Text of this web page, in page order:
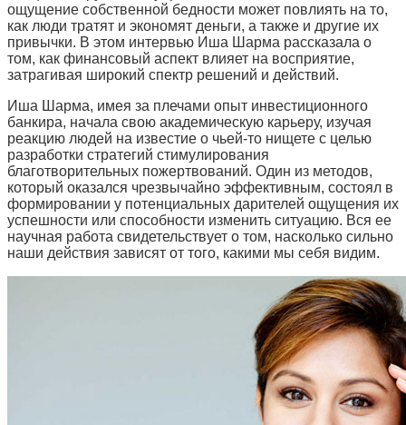
ощущение собственной бедности может повлиять на то,
как люди тратят и экономят деньги, а также и другие их
привычки. В этом интервью Иша Шарма рассказала о
том, как финансовый аспект влияет на восприятие,
затрагивая широкий спектр решений и действий.
Иша Шарма, имея за плечами опыт инвестиционного
банкира, начала свою академическую карьеру, изучая
реакцию людей на известие о чьей-то нищете с целью
разработки стратегий стимулирования
благотворительных пожертвований. Один из методов,
который оказался чрезвычайно эффективным, состоял в
формировании у потенциальных дарителей ощущения их
успешности или способности изменить ситуацию. Вся ее
научная работа свидетельствует о том, насколько сильно
наши действия зависят от того, какими мы себя видим.